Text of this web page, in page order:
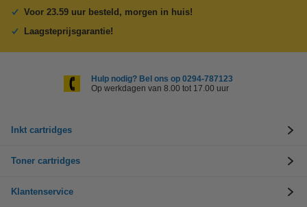
Voor 23.59 uur besteld, morgen in huis!
Laagsteprijsgarantie!
Hulp nodig? Bel ons op 0294-787123
Op werkdagen van 8.00 tot 17.00 uur
Inkt cartridges
Toner cartridges
Klantenservice